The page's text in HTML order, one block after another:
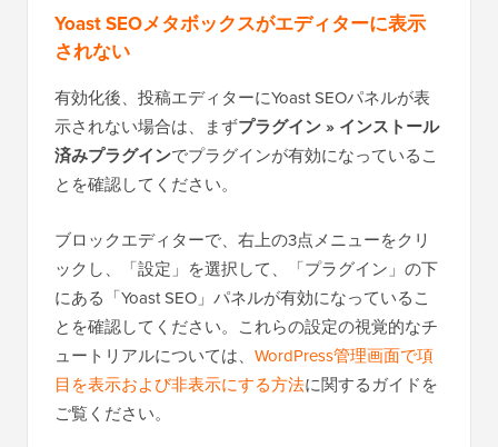
Yoast SEOメタボックスがエディターに表示
されない
有効化後、投稿エディターにYoast SEOパネルが表
示されない場合は、まずプラグイン » インストール
済みプラグインでプラグインが有効になっているこ
とを確認してください。
ブロックエディターで、右上の3点メニューをクリ
ックし、「設定」を選択して、「プラグイン」の下
にある「Yoast SEO」パネルが有効になっているこ
とを確認してください。これらの設定の視覚的なチ
ュートリアルについては、 WordPress管理画面で項
目を表示および非表示にする方法に関するガイドを
ご覧ください。